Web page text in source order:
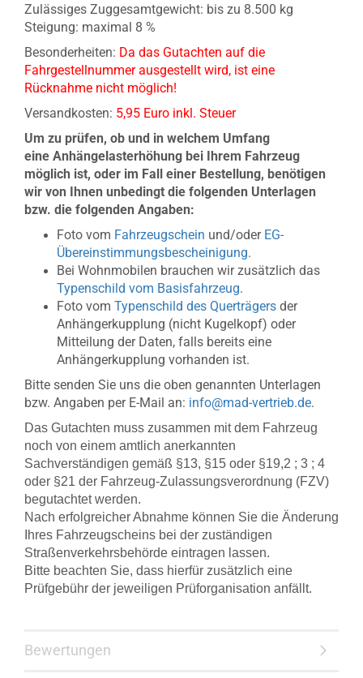
Zulässiges Zuggesamtgewicht: bis zu 8.500 kg
Steigung: maximal 8 %
Besonderheiten: Da das Gutachten auf die
Fahrgestellnummer ausgestellt wird, ist eine
Rücknahme nicht möglich!
Versandkosten: 5,95 Euro inkl. Steuer
Um zu prüfen, ob und in welchem Umfang
eine Anhängelasterhöhung bei Ihrem Fahrzeug
möglich ist, oder im Fall einer Bestellung, benötigen
wir von Ihnen unbedingt die folgenden Unterlagen
bzw. die folgenden Angaben:
Foto vom Fahrzeugschein und/oder EG-
Übereinstimmungsbescheinigung.
Bei Wohnmobilen brauchen wir zusätzlich das
Typenschild vom Basisfahrzeug.
Foto vom Typenschild des Querträgers der
Anhängerkupplung (nicht Kugelkopf) oder
Mitteilung der Daten, falls bereits eine
Anhängerkupplung vorhanden ist.
Bitte senden Sie uns die oben genannten Unterlagen
bzw. Angaben per E-Mail an: info@mad-vertrieb.de.
Das Gutachten muss zusammen mit dem Fahrzeug
noch von einem amtlich anerkannten
Sachverständigen gemäß §13, §15 oder §19,2 ; 3 ; 4
oder §21 der Fahrzeug-Zulassungsverordnung (FZV)
begutachtet werden.
Nach erfolgreicher Abnahme können Sie die Änderung
Ihres Fahrzeugscheins bei der zuständigen
Straßenverkehrsbehörde eintragen lassen.
Bitte beachten Sie, dass hierfür zusätzlich eine
Prüfgebühr der jeweiligen Prüforganisation anfällt.
Bewertungen